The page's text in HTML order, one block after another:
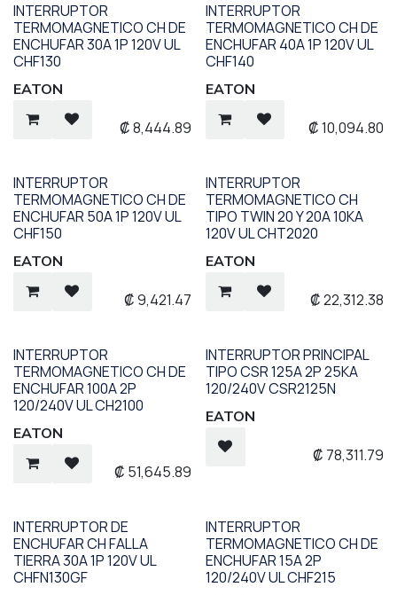
INTERRUPTOR
TERMOMAGNETICO CH DE
ENCHUFAR 30A 1P 120V UL
CHF130
EATON
₡8,444.89
INTERRUPTOR
TERMOMAGNETICO CH DE
ENCHUFAR 40A 1P 120V UL
CHF140
EATON
₡10,094.80
INTERRUPTOR
TERMOMAGNETICO CH DE
ENCHUFAR 50A 1P 120V UL
CHF150
EATON
₡9,421.47
INTERRUPTOR
TERMOMAGNETICO CH
TIPO TWIN 20 Y 20A 10KA
120V UL CHT2020
EATON
₡22,312.38
INTERRUPTOR
TERMOMAGNETICO CH DE
ENCHUFAR 100A 2P
120/240V UL CH2100
EATON
₡ 51,645.89
INTERRUPTOR PRINCIPAL
TIPO CSR 125A 2P 25KA
120/240V CSR2125N
EATON
₡ 78,311.79
INTERRUPTOR DE
ENCHUFAR CH FALLA
TIERRA 30A 1P 120V UL
CHFN130GF
INTERRUPTOR
TERMOMAGNETICO CH DE
ENCHUFAR 15A 2P
120/240V UL CHF215